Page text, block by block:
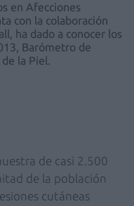
en Afecciones
con la colaboración
ha dado a conocer los
Barómetro de
la Piel.
de casi 2.500
de la población
cutáneas